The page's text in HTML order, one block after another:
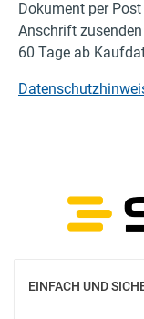
EINFACH UND
EINBLENDEN